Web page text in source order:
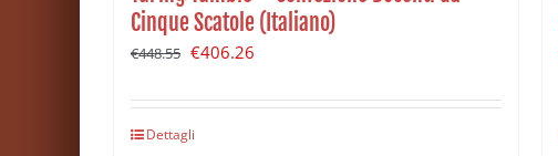
Cinque Scatole (Italiano)
€448.55 Il
originale
era:
€406.26
attuale
Dettagli